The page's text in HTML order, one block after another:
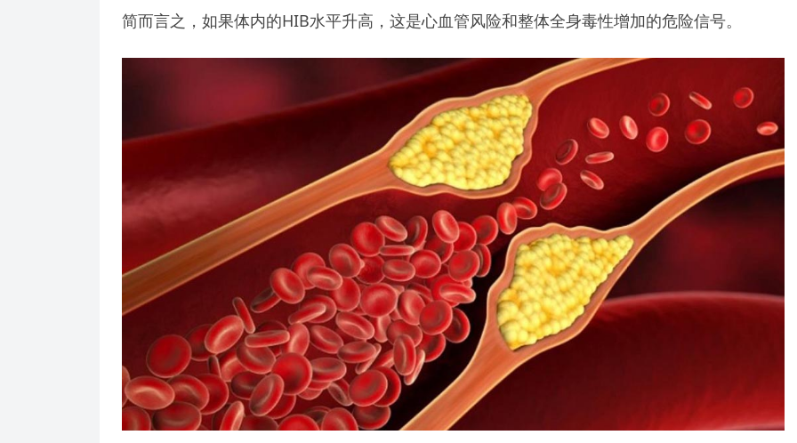
简而言之，如果体内的HIB水平升高，这是心血管风险和整体全身毒性增加的危险信号。